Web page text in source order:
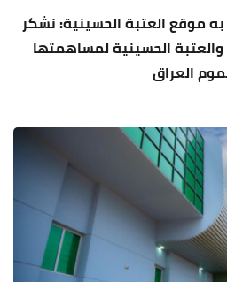
موقع العتبة الحسينية: نشكر
والعتبة الحسينية لمساهمتها